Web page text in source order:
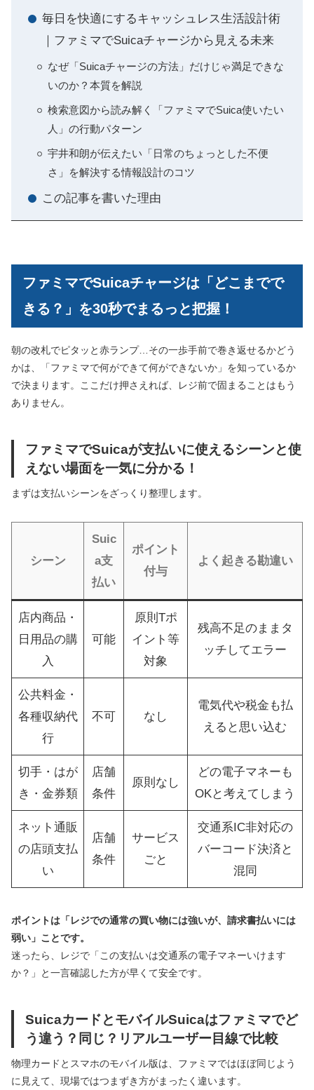
毎日を快適にするキャッシュレス生活設計術
｜ファミマでSuicaチャージから見える未来
なぜ「Suicaチャージの方法」だけじゃ満足できな
いのか？本質を解説
検索意図から読み解く「ファミマでSuica使いたい
人」の行動パターン
宇井和朗が伝えたい「日常のちょっとした不便
さ」を解決する情報設計のコツ
この記事を書いた理由
ファミマでSuicaチャージは「どこまでで
きる？」を30秒でまるっと把握！
朝の改札でピタッと赤ランプ…その一歩手前で巻き返せるかどう
かは、「ファミマで何ができて何ができないか」を知っているか
で決まります。ここだけ押さえれば、レジ前で固まることはもう
ありません。
ファミマでSuicaが支払いに使えるシーンと使
えない場面を一気に分かる！
まずは支払いシーンをざっくり整理します。
シーン
Suic
a支
払い
ポイント
付与
よく起きる勘違い
店内商品・
日用品の購
入
可能
原則Tポ
イント等
対象
残高不足のままタ
ッチしてエラー
公共料金・
各種収納代
行
不可 なし
電気代や税金も払
えると思い込む
切手・はが
き・金券類
店舗
条件
原則なし
どの電子マネーも
OKと考えてしまう
ネット通販
の店頭支払
い
店舗
条件
サービス
ごと
交通系IC非対応の
バーコード決済と
混同
ポイントは「レジでの通常の買い物には強いが、請求書払いには
弱い」ことです。
迷ったら、レジで「この支払いは交通系の電子マネーいけます
か？」と一言確認した方が早くて安全です。
SuicaカードとモバイルSuicaはファミマでど
う違う？同じ？リアルユーザー目線で比較
物理カードとスマホのモバイル版は、ファミマではほぼ同じよう
に見えて、現場ではつまずき方がまったく違います。